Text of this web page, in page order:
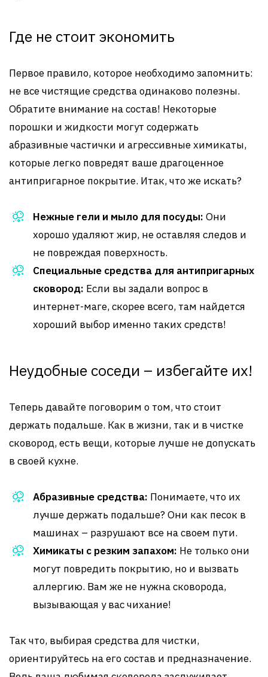
Где не стоит экономить
Первое правило, которое необходимо запомнить:
не все чистящие средства одинаково полезны.
Обратите внимание на состав! Некоторые
порошки и жидкости могут содержать
абразивные частички и агрессивные химикаты,
которые легко повредят ваше драгоценное
антипригарное покрытие. Итак, что же искать?
Нежные гели и мыло для посуды: Они
хорошо удаляют жир, не оставляя следов и
не повреждая поверхность.
Специальные средства для антипригарных
сковород: Если вы задали вопрос в
интернет-маге, скорее всего, там найдется
хороший выбор именно таких средств!
Неудобные соседи – избегайте их!
Теперь давайте поговорим о том, что стоит
держать подальше. Как в жизни, так и в чистке
сковород, есть вещи, которые лучше не допускать
в своей кухне.
Абразивные средства: Понимаете, что их
лучше держать подальше? Они как песок в
машинах – разрушают все на своем пути.
Химикаты с резким запахом: Не только они
могут повредить покрытию, но и вызвать
аллергию. Вам же не нужна сковорода,
вызывающая у вас чихание!
Так что, выбирая средства для чистки,
ориентируйтесь на его состав и предназначение.